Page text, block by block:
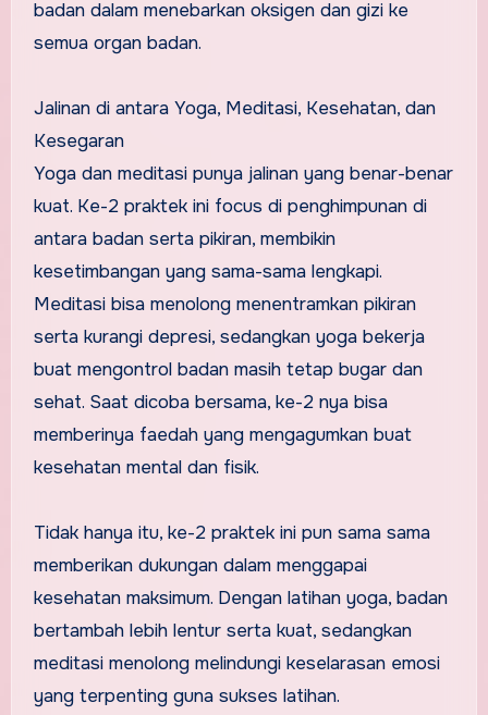
badan dalam menebarkan oksigen dan gizi ke
semua organ badan.
Jalinan di antara Yoga, Meditasi, Kesehatan, dan
Kesegaran
Yoga dan meditasi punya jalinan yang benar-benar
kuat. Ke-2 praktek ini focus di penghimpunan di
antara badan serta pikiran, membikin
kesetimbangan yang sama-sama lengkapi.
Meditasi bisa menolong menentramkan pikiran
serta kurangi depresi, sedangkan yoga bekerja
buat mengontrol badan masih tetap bugar dan
sehat. Saat dicoba bersama, ke-2 nya bisa
memberinya faedah yang mengagumkan buat
kesehatan mental dan fisik.
Tidak hanya itu, ke-2 praktek ini pun sama sama
memberikan dukungan dalam menggapai
kesehatan maksimum. Dengan latihan yoga, badan
bertambah lebih lentur serta kuat, sedangkan
meditasi menolong melindungi keselarasan emosi
yang terpenting guna sukses latihan.